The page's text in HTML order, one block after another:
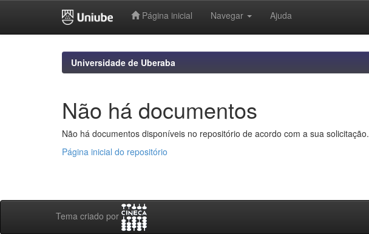
Página inicial Navegar Ajuda
Universidade de Uberaba
Não há documentos
Não há documentos disponíveis no repositório de acordo com a sua solicitação.
Página inicial do repositório
Tema criado por